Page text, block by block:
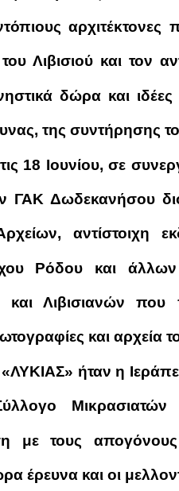
Λιβισιού και τον
δώρα και
της συντήρησης
18 Ιουνίου, σε
ΓΑΚ Δωδεκανήσου
αντίστοιχη
Ρόδου και
Λιβισιανών που
και αρχεία
ήταν η
Μικρασιατών
με τους
έρευνα και οι